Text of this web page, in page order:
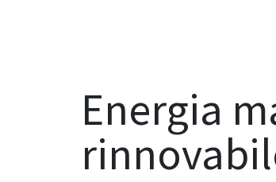
Energia